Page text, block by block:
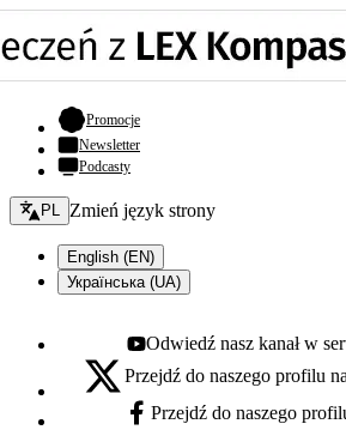
Promocje- otwiera się w nowej karcie
Newsletter
Podcasty
Zmień język - bieżący:
PL Zmień język strony
English (EN)
Українська (UA)
Youtube - otwiera się w nowej karcie
Odwiedź nasz kanał w
X - otwiera się w nowej karcie
Przejdź do naszego profilu
Facebook - otwiera się w nowej karcie
Przejdź do naszego